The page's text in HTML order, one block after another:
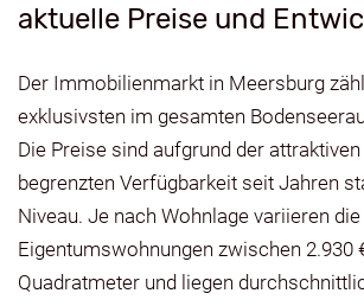
aktuelle Preise und
Der Immobilienmarkt in Meersburg
exklusivsten im gesamten
Die Preise sind aufgrund der
begrenzten Verfügbarkeit seit Jahren
Niveau. Je nach Wohnlage variieren
Eigentumswohnungen zwischen 2.930
Quadratmeter und liegen